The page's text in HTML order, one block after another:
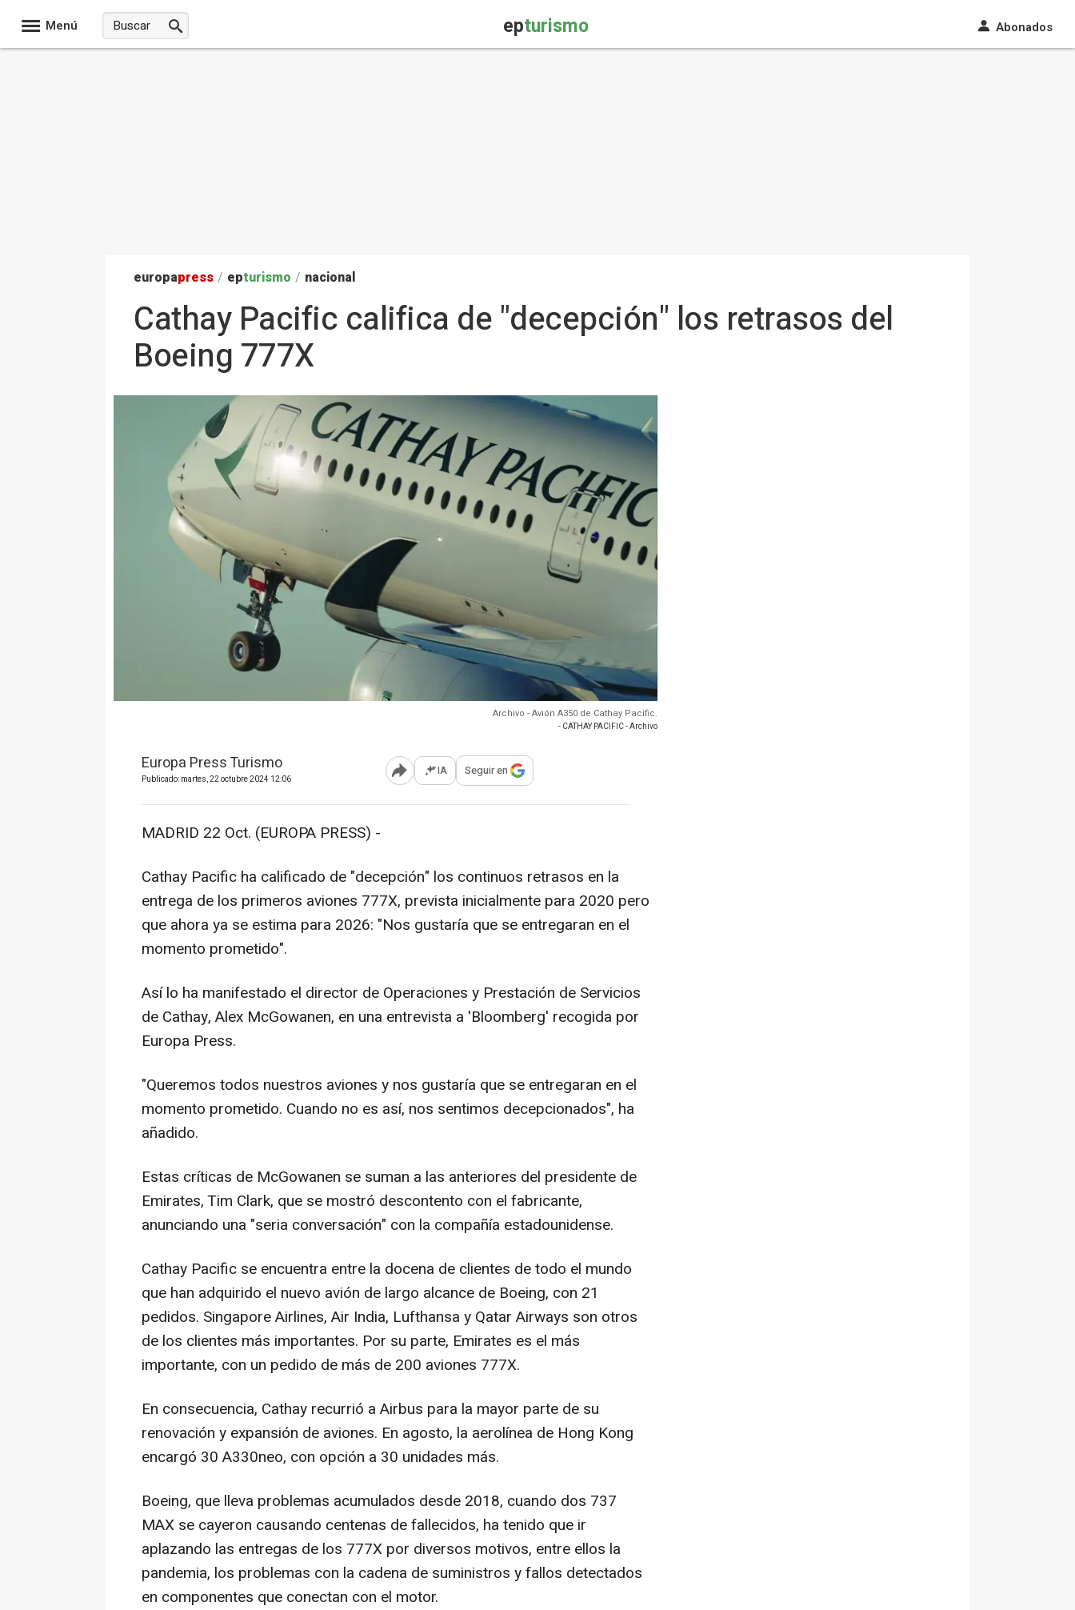
Menú epturismo Abonados
europapress / epturismo / nacional
Cathay Pacific califica de "decepción" los retrasos del
Boeing 777X
Archivo - Avión A350 de Cathay Pacific.
- CATHAY PACIFIC - Archivo
Europa Press Turismo
Publicado: martes, 22 octubre 2024 12:06 Abrir opciones para compartir
IA Seguir en
MADRID 22 Oct. (EUROPA PRESS) -
Cathay Pacific ha calificado de "decepción" los continuos retrasos en la
entrega de los primeros aviones 777X, prevista inicialmente para 2020 pero
que ahora ya se estima para 2026: "Nos gustaría que se entregaran en el
momento prometido".
Así lo ha manifestado el director de Operaciones y Prestación de Servicios
de Cathay, Alex McGowanen, en una entrevista a 'Bloomberg' recogida por
Europa Press.
"Queremos todos nuestros aviones y nos gustaría que se entregaran en el
momento prometido. Cuando no es así, nos sentimos decepcionados", ha
añadido.
Estas críticas de McGowanen se suman a las anteriores del presidente de
Emirates, Tim Clark, que se mostró descontento con el fabricante,
anunciando una "seria conversación" con la compañía estadounidense.
Cathay Pacific se encuentra entre la docena de clientes de todo el mundo
que han adquirido el nuevo avión de largo alcance de Boeing, con 21
pedidos. Singapore Airlines, Air India, Lufthansa y Qatar Airways son otros
de los clientes más importantes. Por su parte, Emirates es el más
importante, con un pedido de más de 200 aviones 777X.
En consecuencia, Cathay recurrió a Airbus para la mayor parte de su
renovación y expansión de aviones. En agosto, la aerolínea de Hong Kong
encargó 30 A330neo, con opción a 30 unidades más.
Boeing, que lleva problemas acumulados desde 2018, cuando dos 737
MAX se cayeron causando centenas de fallecidos, ha tenido que ir
aplazando las entregas de los 777X por diversos motivos, entre ellos la
pandemia, los problemas con la cadena de suministros y fallos detectados
en componentes que conectan con el motor.